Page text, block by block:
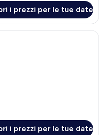
i prezzi per le tue date
camera d'albergo moderna con
i prezzi per le tue date